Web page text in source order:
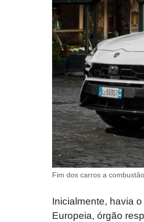
Fim dos carros a
Inicialmente, havia
Europeia, órgão